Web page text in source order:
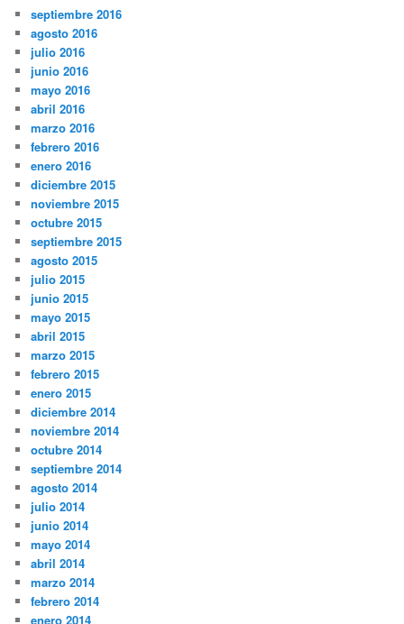
septiembre 2016
agosto 2016
julio 2016
junio 2016
mayo 2016
abril 2016
marzo 2016
febrero 2016
enero 2016
diciembre 2015
noviembre 2015
octubre 2015
septiembre 2015
agosto 2015
julio 2015
junio 2015
mayo 2015
abril 2015
marzo 2015
febrero 2015
enero 2015
diciembre 2014
noviembre 2014
octubre 2014
septiembre 2014
agosto 2014
julio 2014
junio 2014
mayo 2014
abril 2014
marzo 2014
febrero 2014
enero 2014